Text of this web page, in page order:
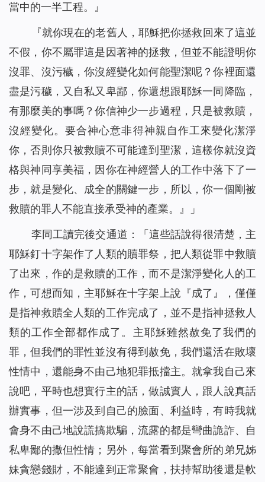
當中的一半工程。』
『就你現在的老舊人，耶穌把你拯救回來了這並
不假，你不屬罪這是因著神的拯救，但並不能證明你
沒罪、沒污穢，你沒經變化如何能聖潔呢？你裡面還
盡是污穢，又自私又卑鄙，你還想跟耶穌一同降臨，
有那麼美的事嗎？你信神少一步過程，只是被救贖，
沒經變化。要合神心意非得神親自作工來變化潔淨
你，否則你只被救贖不可能達到聖潔，這樣你就沒資
格與神同享美福，因你在神經營人的工作中落下了一
步，就是變化、成全的關鍵一步，所以，你一個剛被
救贖的罪人不能直接承受神的產業。
』」
李同工讀完後交通道：「這些話說得很清楚，主
耶穌釘十字架作了人類的贖罪祭，把人類從罪中救贖
了出來，作的是救贖的工作，而不是潔淨變化人的工
作，可想而知，主耶穌在十字架上說『成了 』，僅僅
是指神救贖全人類的工作完成了，並不是指神拯救人
類的工作全部都作成了。主耶穌雖然赦免了我們的
罪，但我們的罪性並沒有得到赦免，我們還活在敗壞
性情中，還能身不由己地犯罪抵擋主。就拿我自己來
說吧，平時也想實行主的話，做誠實人，跟人說真話
辦實事，但一涉及到自己的臉面、利益時，有時我就
會身不由己地說謊搞欺騙，流露的都是彎曲詭詐、自
私卑鄙的撒但性情；另外，每當看到聚會所的弟兄姊
妹貪戀錢財，不能達到正常聚會，扶持幫助後還是軟